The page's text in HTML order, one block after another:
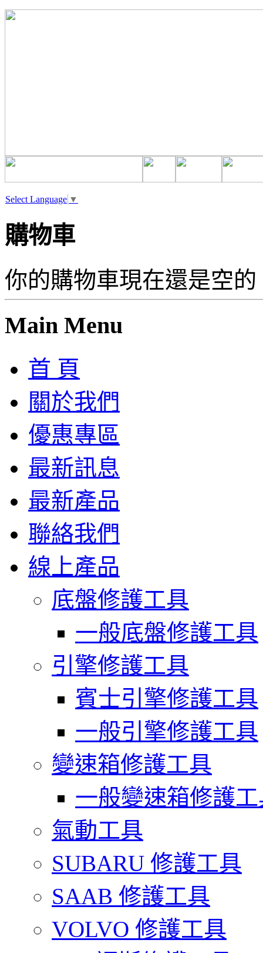
Select Language ▼
購物車
你的購物車現在還是空的
Main Menu
首 頁
關於我們
優惠專區
最新訊息
最新產品
聯絡我們
線上產品
底盤修護工具
一般底盤修護工具
引擎修護工具
賓士引擎修護工具
一般引擎修護工具
變速箱修護工具
一般變速箱修護
氣動工具
SUBARU 修護工具
SAAB 修護工具
VOLVO 修護工具